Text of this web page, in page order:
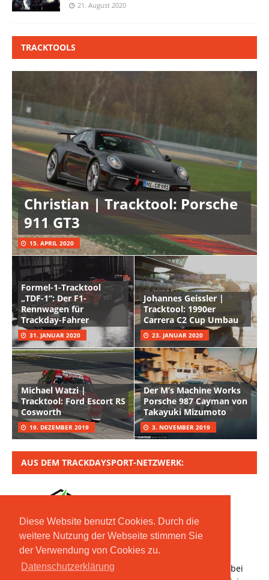
Diese Website benutzt Cookies. Durch die
weitere Nutzung der Webseite stimmen Sie
der Verwendung von Cookies zu.
Datenschutzerklärung
21. August 2020
TRACKTOOLS
Christian | Tracktool: Porsche
911 GT3
15. APRIL 2020
Formel-1-Tracktool
„TDF-1“: Der F1-
Rennwagen für
Trackday-Fahrer
31. JANUAR 2020
Johannes Geissler |
Tracktool: 1990er
Carrera C2 Cup Umbau
23. JANUAR 2020
Michael Watzi |
Tracktool: Ford Escort RS
Cosworth
19. DEZEMBER 2019
Der M’s Machine Works
Porsche 987 Cayman von
Takayuki Mizumoto
3. NOVEMBER 2019
AUS DEM TRACKDAYSPORT-NETZWERK:
Copyright © 2020 Moritz Nolte GmbH | Mit *
gekennzeichnete Links sind Affiliate-Links. Bestellt ihr bei